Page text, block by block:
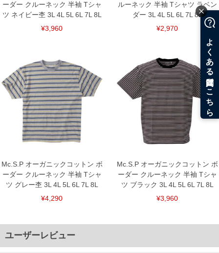
ーダー クルーネック 半袖 Tシャ
ツ ネイビー杢 3L 4L 5L 6L 7L 8L
¥3,960
ルーネック 半袖 Tシャツ ラベン
ダー 3L 4L 5L 6L 7L 8L
¥2,970
Mc.S.P オーガニックコットン ボ
ーダー クルーネック 半袖 Tシャ
ツ グレー杢 3L 4L 5L 6L 7L 8L
¥4,290
Mc.S.P オーガニックコットン ボ
ーダー クルーネック 半袖 Tシャ
ツ ブラック 3L 4L 5L 6L 7L 8L
¥3,960
ユーザーレビュー